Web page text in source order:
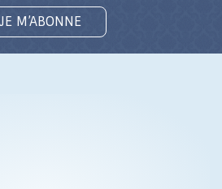
M’ABONNE